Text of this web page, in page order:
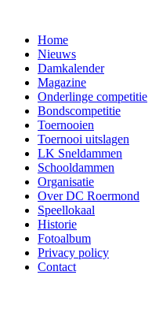
Home
Nieuws
Damkalender
Magazine
Onderlinge competitie
Bondscompetitie
Toernooien
Toernooi uitslagen
LK Sneldammen
Schooldammen
Organisatie
Over DC Roermond
Speellokaal
Historie
Fotoalbum
Privacy policy
Contact